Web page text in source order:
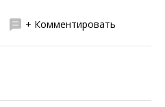
+ Комментировать